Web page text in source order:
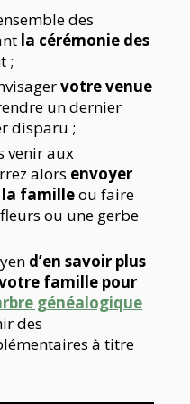
des
la cérémonie des
;
votre venue
un dernier
disparu ;
venir aux
alors envoyer
la familleou faire
ou une gerbe
d’en savoir plus
famille pour
généalogique
des
à titre